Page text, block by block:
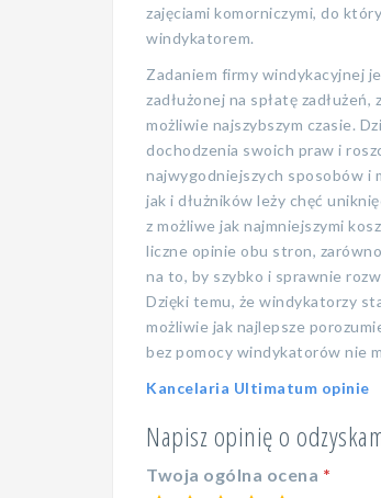
zajęciami komorniczymi, do
windykatorem.
Zadaniem firmy windykacyjnej
zadłużonej na spłatę
możliwie najszybszym czasie.
dochodzenia swoich praw i
najwygodniejszych sposobów i
jak i dłużników leży chęć
z możliwe jak najmniejszymi
liczne opinie obu stron,
na to, by szybko i sprawnie
Dzięki temu, że windykatorzy
możliwie jak najlepsze
bez pomocy windykatorów nie
Kancelaria Ultimatum opinie
Napisz opinię o
Twoja ogólna ocena